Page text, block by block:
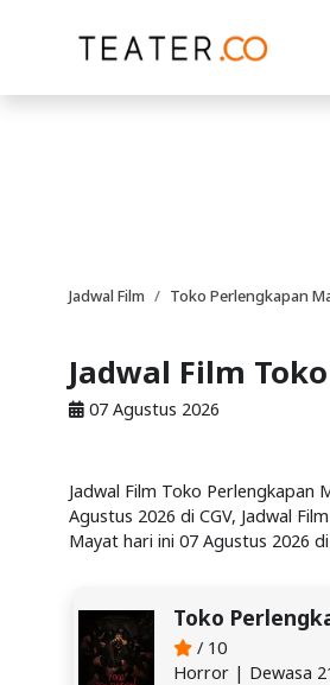
Jadwal Film Toko Perlengkapan
Jadwal Film
07 Agustus 2026
Jadwal Film Toko Perlengkapan
Agustus 2026 di CGV, Jadwal
Mayat hari ini 07 Agustus 2026
Toko
/ 10
Horror | Dewasa